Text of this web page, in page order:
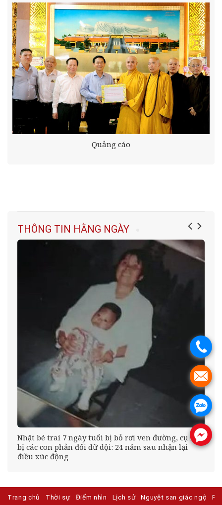
Quảng cáo
THÔNG TIN HẰNG NGÀY
Nhặt bé trai 7 ngày tuổi bị bỏ rơi ven đường, cụ bà
bị các con phản đối dữ dội: 24 năm sau nhận lại
điều xúc động
Trang chủ Thời sự Điểm nhìn Lịch sử Nguyệt san giác ngộ
.
.
.
.